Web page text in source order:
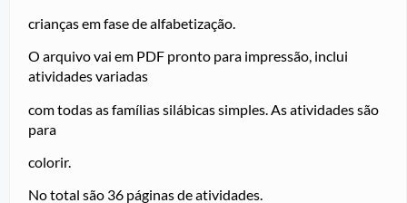
crianças em fase de alfabetização.
O arquivo vai em PDF pronto para impressão, inclui
atividades variadas
com todas as famílias silábicas simples. As atividades são
para
colorir.
No total são 36 páginas de atividades.